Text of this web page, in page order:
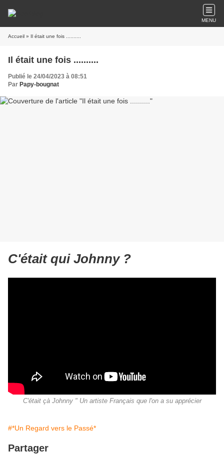
MENU
Accueil » Il était une fois ..........
Il était une fois ..........
Publié le 24/04/2023 à 08:51
Par Papy-bougnat
C'était qui Johnny ?
C'était çà Johnny " Un artiste Français que l'on a su apprécier
#*Un Regard vers le Passé*
Partager